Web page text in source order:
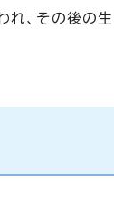
、その後の生